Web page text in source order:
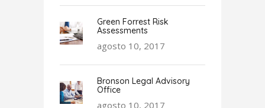
Green Forrest Risk
Assessments
agosto 10, 2017
Bronson Legal Advisory
Office
agosto 10, 2017